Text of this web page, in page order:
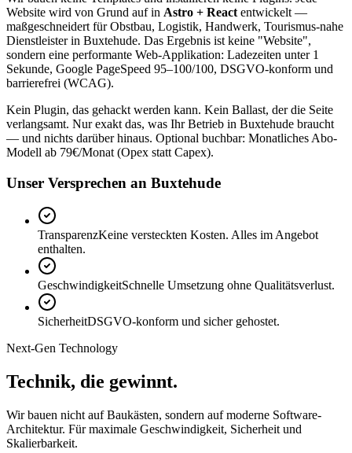
Website wird von Grund auf in Astro + React entwickelt —
maßgeschneidert für Obstbau, Logistik, Handwerk, Tourismus-nahe
Dienstleister in Buxtehude. Das Ergebnis ist keine "Website",
sondern eine performante Web-Applikation: Ladezeiten unter 1
Sekunde, Google PageSpeed 95–100/100, DSGVO-konform und
barrierefrei (WCAG).
Kein Plugin, das gehackt werden kann. Kein Ballast, der die Seite
verlangsamt. Nur exakt das, was Ihr Betrieb in Buxtehude braucht
— und nichts darüber hinaus. Optional buchbar: Monatliches Abo-
Modell ab 79€/Monat (Opex statt Capex).
Unser Versprechen an Buxtehude
TransparenzKeine versteckten Kosten. Alles im Angebot
enthalten.
GeschwindigkeitSchnelle Umsetzung ohne Qualitätsverlust.
SicherheitDSGVO-konform und sicher gehostet.
Next-Gen Technology
Technik, die gewinnt.
Wir bauen nicht auf Baukästen, sondern auf moderne Software-
Architektur. Für maximale Geschwindigkeit, Sicherheit und
Skalierbarkeit.